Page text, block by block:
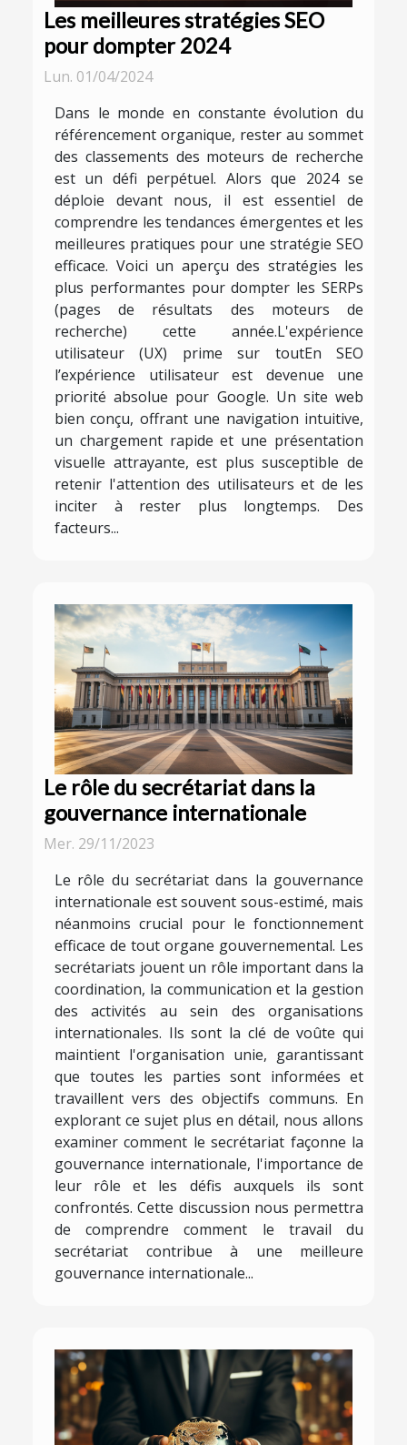
Les meilleures stratégies SEO
pour dompter 2024
Lun. 01/04/2024
Dans le monde en constante évolution du
référencement organique, rester au sommet
des classements des moteurs de recherche
est un défi perpétuel. Alors que 2024 se
déploie devant nous, il est essentiel de
comprendre les tendances émergentes et les
meilleures pratiques pour une stratégie SEO
efficace. Voici un aperçu des stratégies les
plus performantes pour dompter les SERPs
(pages de résultats des moteurs de
recherche) cette année.L'expérience
utilisateur (UX) prime sur toutEn SEO
l’expérience utilisateur est devenue une
priorité absolue pour Google. Un site web
bien conçu, offrant une navigation intuitive,
un chargement rapide et une présentation
visuelle attrayante, est plus susceptible de
retenir l'attention des utilisateurs et de les
inciter à rester plus longtemps. Des
facteurs...
Le rôle du secrétariat dans la
gouvernance internationale
Mer. 29/11/2023
Le rôle du secrétariat dans la gouvernance
internationale est souvent sous-estimé, mais
néanmoins crucial pour le fonctionnement
efficace de tout organe gouvernemental. Les
secrétariats jouent un rôle important dans la
coordination, la communication et la gestion
des activités au sein des organisations
internationales. Ils sont la clé de voûte qui
maintient l'organisation unie, garantissant
que toutes les parties sont informées et
travaillent vers des objectifs communs. En
explorant ce sujet plus en détail, nous allons
examiner comment le secrétariat façonne la
gouvernance internationale, l'importance de
leur rôle et les défis auxquels ils sont
confrontés. Cette discussion nous permettra
de comprendre comment le travail du
secrétariat contribue à une meilleure
gouvernance internationale...